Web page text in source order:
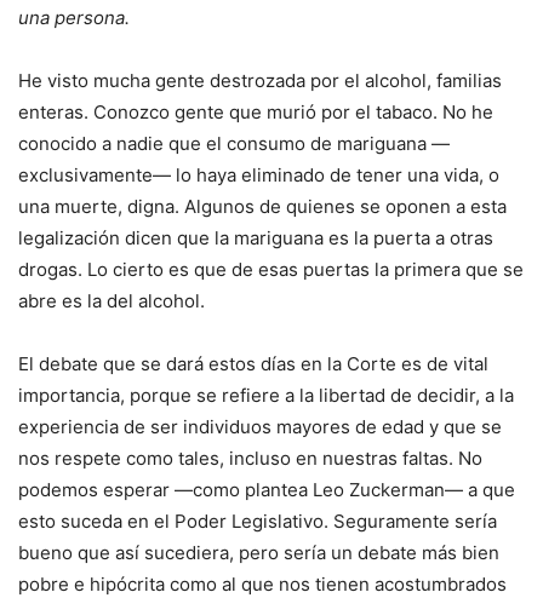
una persona.
He visto mucha gente destrozada por el alcohol, familias
enteras. Conozco gente que murió por el tabaco. No he
conocido a nadie que el consumo de mariguana —
exclusivamente— lo haya eliminado de tener una vida, o
una muerte, digna. Algunos de quienes se oponen a esta
legalización dicen que la mariguana es la puerta a otras
drogas. Lo cierto es que de esas puertas la primera que se
abre es la del alcohol.
El debate que se dará estos días en la Corte es de vital
importancia, porque se refiere a la libertad de decidir, a la
experiencia de ser individuos mayores de edad y que se
nos respete como tales, incluso en nuestras faltas. No
podemos esperar —como plantea Leo Zuckerman— a que
esto suceda en el Poder Legislativo. Seguramente sería
bueno que así sucediera, pero sería un debate más bien
pobre e hipócrita como al que nos tienen acostumbrados